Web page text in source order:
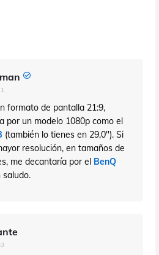
formato de pantalla 21:9,
por un modelo 1080p como el
(también lo tienes en 29,0"). Si
resolución, en tamaños de
me decantaría por el BenQ
saludo.